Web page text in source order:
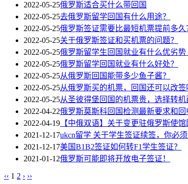
2022-05-25俄罗斯适合买什么带回国
2022-05-25去俄罗斯留学回国有什么用途？
2022-05-25俄罗斯签证需要比最短机票提前多久
2022-05-25关于俄罗斯签证和买机票的问题？
2022-05-25俄罗斯留学生回国就业有什么优劣势
2022-05-25俄罗斯留学回国就业有什么好处？
2022-05-25从俄罗斯回国能带多少鱼子酱？
2022-05-25从俄罗斯买的机票，回国还可以改签
2022-05-25从圣彼得堡回国的机票贵，选择转
2022-04-22俄罗斯莫斯科回国检测最新要求和
2022-04-19 【中俄双语】关于变更驻俄罗斯使
2021-12-17ukcn留学 关于学生签证续签，你必
2021-12-17美国B1B2签证如何转F1学生签证？
2021-01-12俄罗斯可能即将开放电子签证！
‹‹ 1 2 › ››